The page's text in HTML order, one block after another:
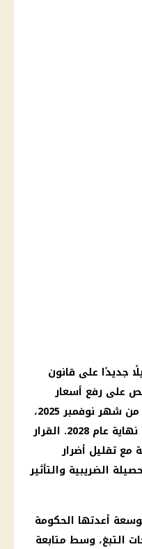
جديدًا على قانون
على رفع أسعار
السجائر بنسبة 12% سنويًا، بدءًا من شهر نوفمبر 2025،
ولمدة ثلاث سنوات متتالية حتى نهاية عام 2028. القرار
مع تقليل أضرار
الضريبية والتأثير
أعدتها الحكومة
التبغ، وسط متابعة